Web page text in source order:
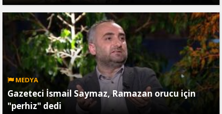
MEDYA
Gazeteci İsmail Saymaz, Ramazan orucu için
"perhiz" dedi